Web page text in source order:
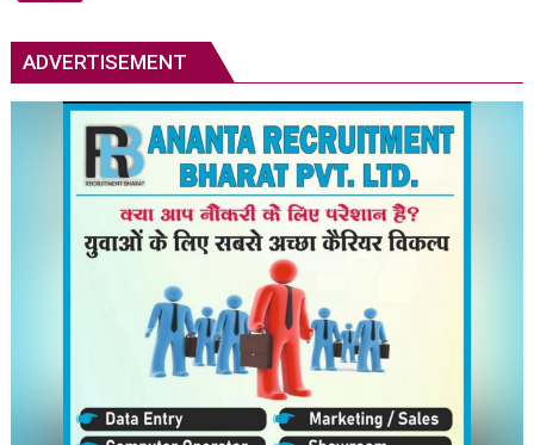
लेकर
विवाद,
पप्पू
यादव
के
कथित
प्रदर्शन
घमासान
ADVERTISEMENT